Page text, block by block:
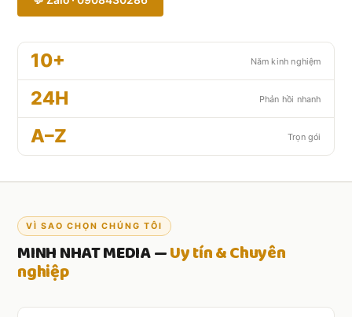
10+ Năm kinh nghiệm
24H Phản hồi nhanh
A–Z Trọn gói
VÌ SAO CHỌN CHÚNG TÔI
MINH NHAT MEDIA —Uy tín & Chuyên
nghiệp